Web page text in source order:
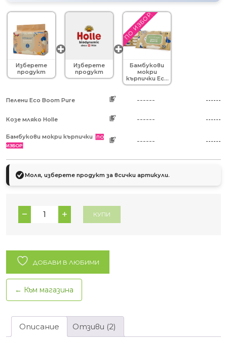
Изберете
продукт
Изберете
продукт
ПО ИЗБОР
Бамбукови
мокри
кърпички Eco
Boom Joy x
Пелени Eco Boom Pure
------ ------
Козе мляко Holle ------ ------
Бамбукови мокри кърпички
ПО
ИЗБОР
------ ------
Моля, изберете продукт за всички артикули.
количество
за
+
еко
КУПИ
ДОБАВИ В ЛЮБИМИ
← Към магазина
Описание Отзиви (2)